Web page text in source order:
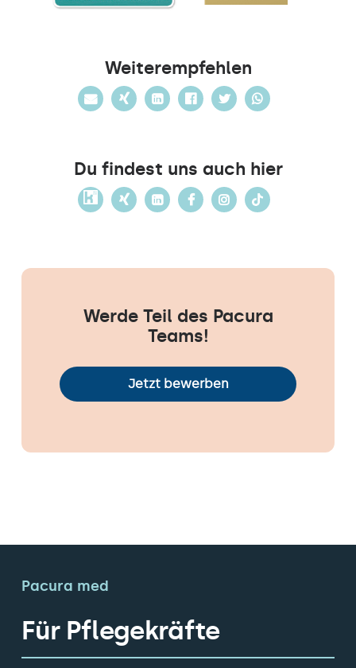
Weiterempfehlen
Du findest uns auch hier
Werde Teil des Pacura
Teams!
Jetzt bewerben
Pacura med
Für Pflegekräfte